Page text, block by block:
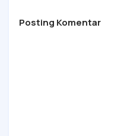
Posting Komentar